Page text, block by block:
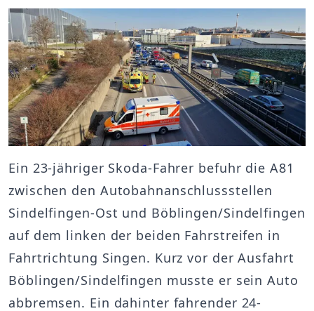
Ein 23-jähriger Skoda-Fahrer befuhr die A81
zwischen den Autobahnanschlussstellen
Sindelfingen-Ost und Böblingen/Sindelfingen
auf dem linken der beiden Fahrstreifen in
Fahrtrichtung Singen. Kurz vor der Ausfahrt
Böblingen/Sindelfingen musste er sein Auto
abbremsen. Ein dahinter fahrender 24-